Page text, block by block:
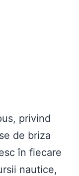
privind
de briza
în fiecare
nautice,